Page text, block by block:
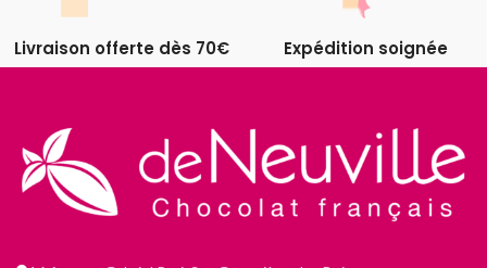
Livraison offerte dès 70€ Expédition soignée